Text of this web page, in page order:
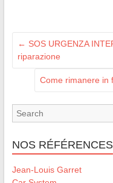
← SOS URGENZA
riparazione
Come rimanere in
NOS RÉFÉRENCES
Jean-Louis Garret